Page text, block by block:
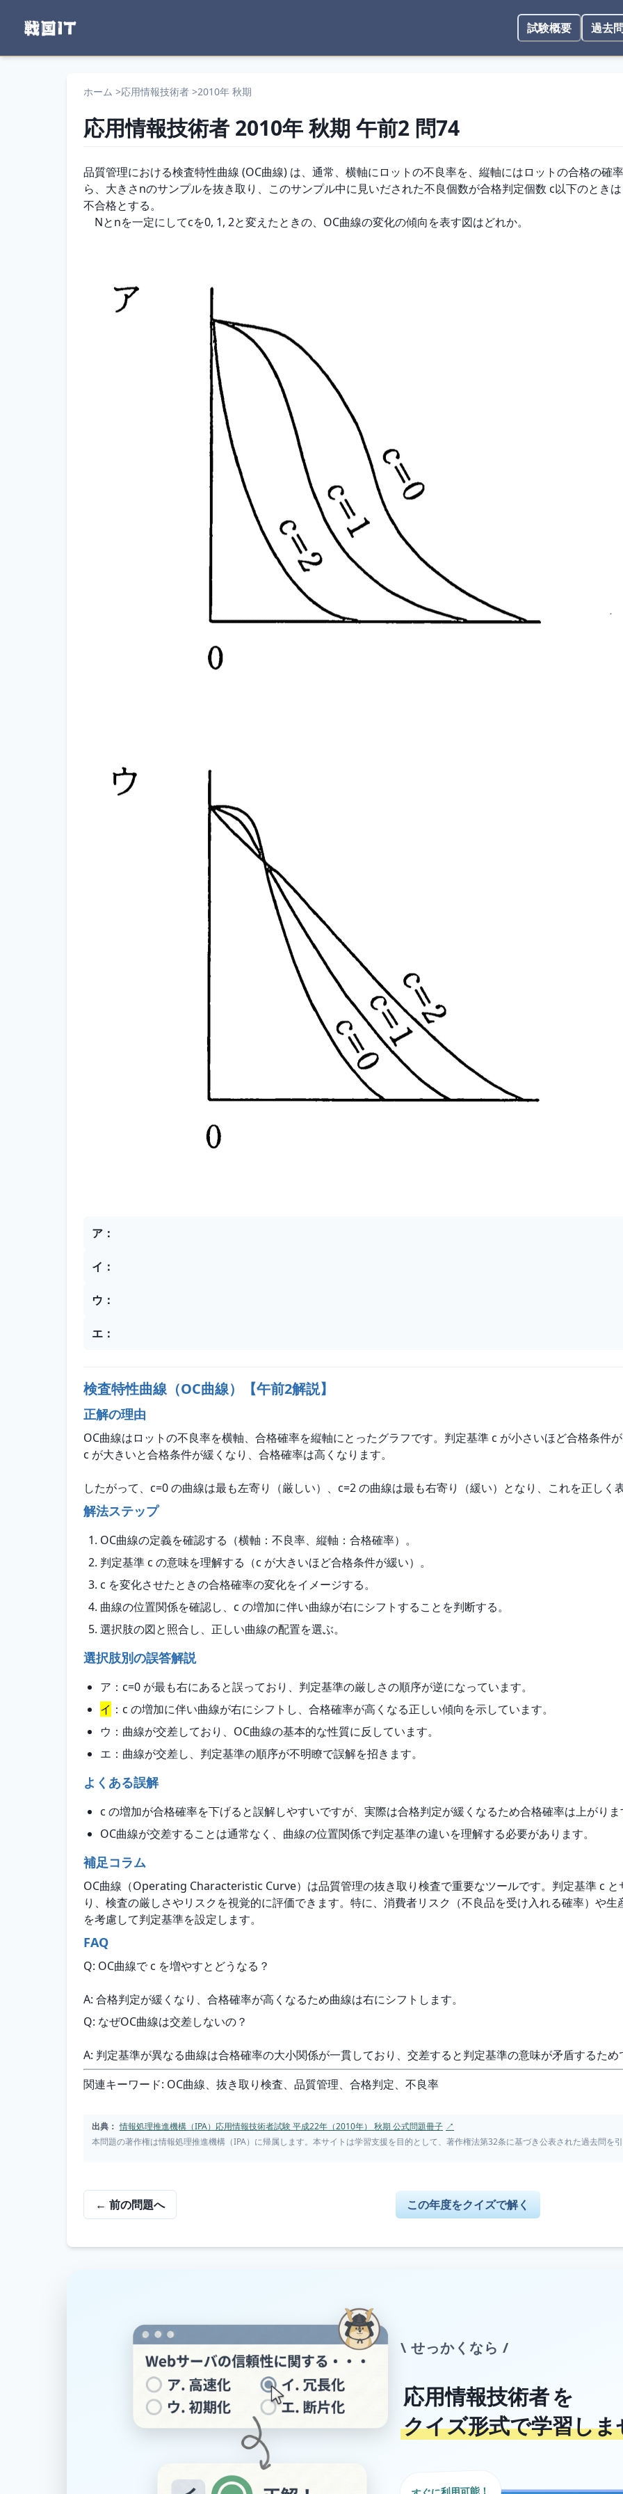
試験概要 過去
ホーム >応用情報技術者 >2010年 秋期
応用情報技術者 2010年 秋期 午前2 問74
問題文
品質管理における検査特性曲線 (OC曲線) は、通常、横軸にロットの不良率を、縦軸にはロットの合格の確
ら、大きさnのサンプルを抜き取り、このサンプル中に見いだされた不良個数が合格判定個数 c以下のとき
不合格とする。
Nとnを一定にしてcを0, 1, 2と変えたときの、OC曲線の変化の傾向を表す図はどれか。
選択肢
ア ：
イ ：
ウ ：
エ ：
検査特性曲線（OC曲線）【午前2解説】
正解の理由
OC曲線はロットの不良率を横軸、合格確率を縦軸にとったグラフです。判定基準 c が小さいほど合格条件
c が大きいと合格条件が緩くなり、合格確率は高くなります。
したがって、c=0 の曲線は最も左寄り（厳しい）、c=2 の曲線は最も右寄り（緩い）となり、これを正しく
解法ステップ
OC曲線の定義を確認する（横軸：不良率、縦軸：合格確率）。
判定基準 c の意味を理解する（c が大きいほど合格条件が緩い）。
c を変化させたときの合格確率の変化をイメージする。
曲線の位置関係を確認し、c の増加に伴い曲線が右にシフトすることを判断する。
選択肢の図と照合し、正しい曲線の配置を選ぶ。
選択肢別の誤答解説
ア：c=0 が最も右にあると誤っており、判定基準の厳しさの順序が逆になっています。
イ ：c の増加に伴い曲線が右にシフトし、合格確率が高くなる正しい傾向を示しています。
ウ：曲線が交差しており、OC曲線の基本的な性質に反しています。
エ：曲線が交差し、判定基準の順序が不明瞭で誤解を招きます。
よくある誤解
c の増加が合格確率を下げると誤解しやすいですが、実際は合格判定が緩くなるため合格確率は上がり
OC曲線が交差することは通常なく、曲線の位置関係で判定基準の違いを理解する必要があります。
補足コラム
OC曲線（Operating Characteristic Curve）は品質管理の抜き取り検査で重要なツールです。判定基準 c
り、検査の厳しさやリスクを視覚的に評価できます。特に、消費者リスク（不良品を受け入れる確率）や
を考慮して判定基準を設定します。
FAQ
Q: OC曲線で c を増やすとどうなる？
A: 合格判定が緩くなり、合格確率が高くなるため曲線は右にシフトします。
Q: なぜOC曲線は交差しないの？
A: 判定基準が異なる曲線は合格確率の大小関係が一貫しており、交差すると判定基準の意味が矛盾するため
関連キーワード: OC曲線、抜き取り検査、品質管理、合格判定、不良率
出典： 情報処理推進機構（IPA）応用情報技術者試験 平成22年（2010年） 秋期 公式問題冊子 ↗
本問題の著作権は情報処理推進機構（IPA）に帰属します。本サイトは学習支援を目的として、著作権法第32条に基づき公表された過去問を
← 前の問題へ この年度をクイズで解く
\ せっかくなら /
応用情報技術者を
クイズ形式で学習し